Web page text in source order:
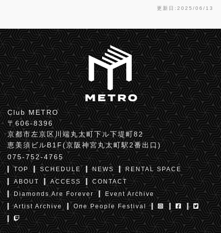
更新日:2025/06/13
Club METRO
〒606-8396
京都市左京区川端丸太町下ル下堤町82
恵美須ビルB1F(京阪神宮丸太町駅2番出口)
075-752-4765
TOP SCHEDULE NEWS
RENTAL SPACE
ABOUT
ACCESS
CONTACT
Diamonds Are Forever
Event Archive
Artist Archive
One People Festival